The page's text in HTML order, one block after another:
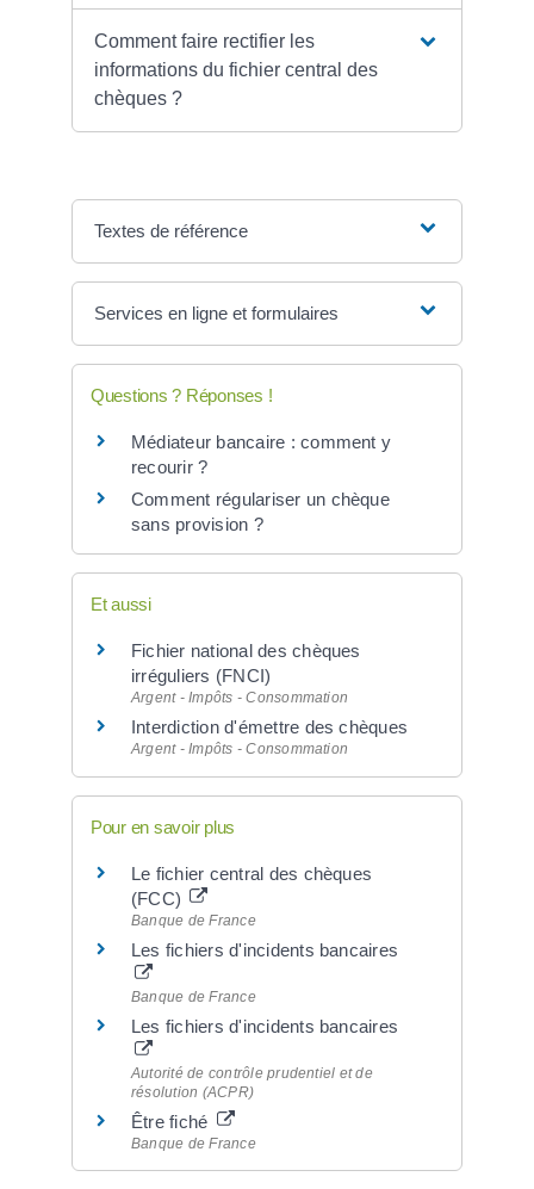
Comment faire rectifier les
informations du fichier central des
chèques ?
Textes de référence
Services en ligne et formulaires
Questions ? Réponses !
Médiateur bancaire : comment y
recourir ?
Comment régulariser un chèque
sans provision ?
Et aussi
Fichier national des chèques
irréguliers (FNCI)
Argent - Impôts - Consommation
Interdiction d'émettre des chèques
Argent - Impôts - Consommation
Pour en savoir plus
Le fichier central des chèques
(FCC)
Banque de France
Les fichiers d'incidents bancaires
Banque de France
Les fichiers d'incidents bancaires
Autorité de contrôle prudentiel et de
résolution (ACPR)
Être fiché
Banque de France